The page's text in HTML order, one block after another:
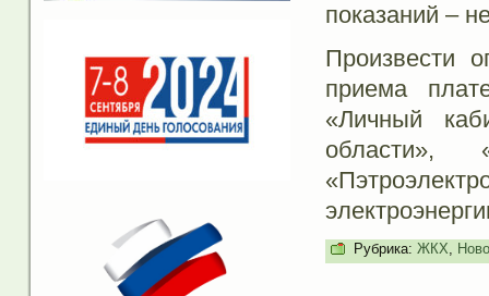
показаний –
Произвести
приема
«Личный
области»,
Рубрика: ЖКХ,